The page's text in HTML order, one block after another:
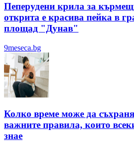
Пеперудени крила за
открита е красива пейка в
площад "Дунав"
9meseca.bg
Колко време може да
важните правила, които
знае